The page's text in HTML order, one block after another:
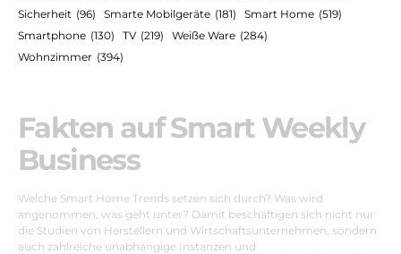
Sicherheit (96) Smarte Mobilgeräte (181) Smart Home (519)
Smartphone (130) TV (219) Weiße Ware (284)
Wohnzimmer (394)
Fakten auf Smart Weekly
Business
Welche Smart Home Trends setzen sich durch? Was wird
angenommen, was geht unter? Damit beschäftigen sich nicht nur
die Studien von Herstellern und Wirtschaftsunternehmen, sondern
auch zahlreiche unabhängige Instanzen und